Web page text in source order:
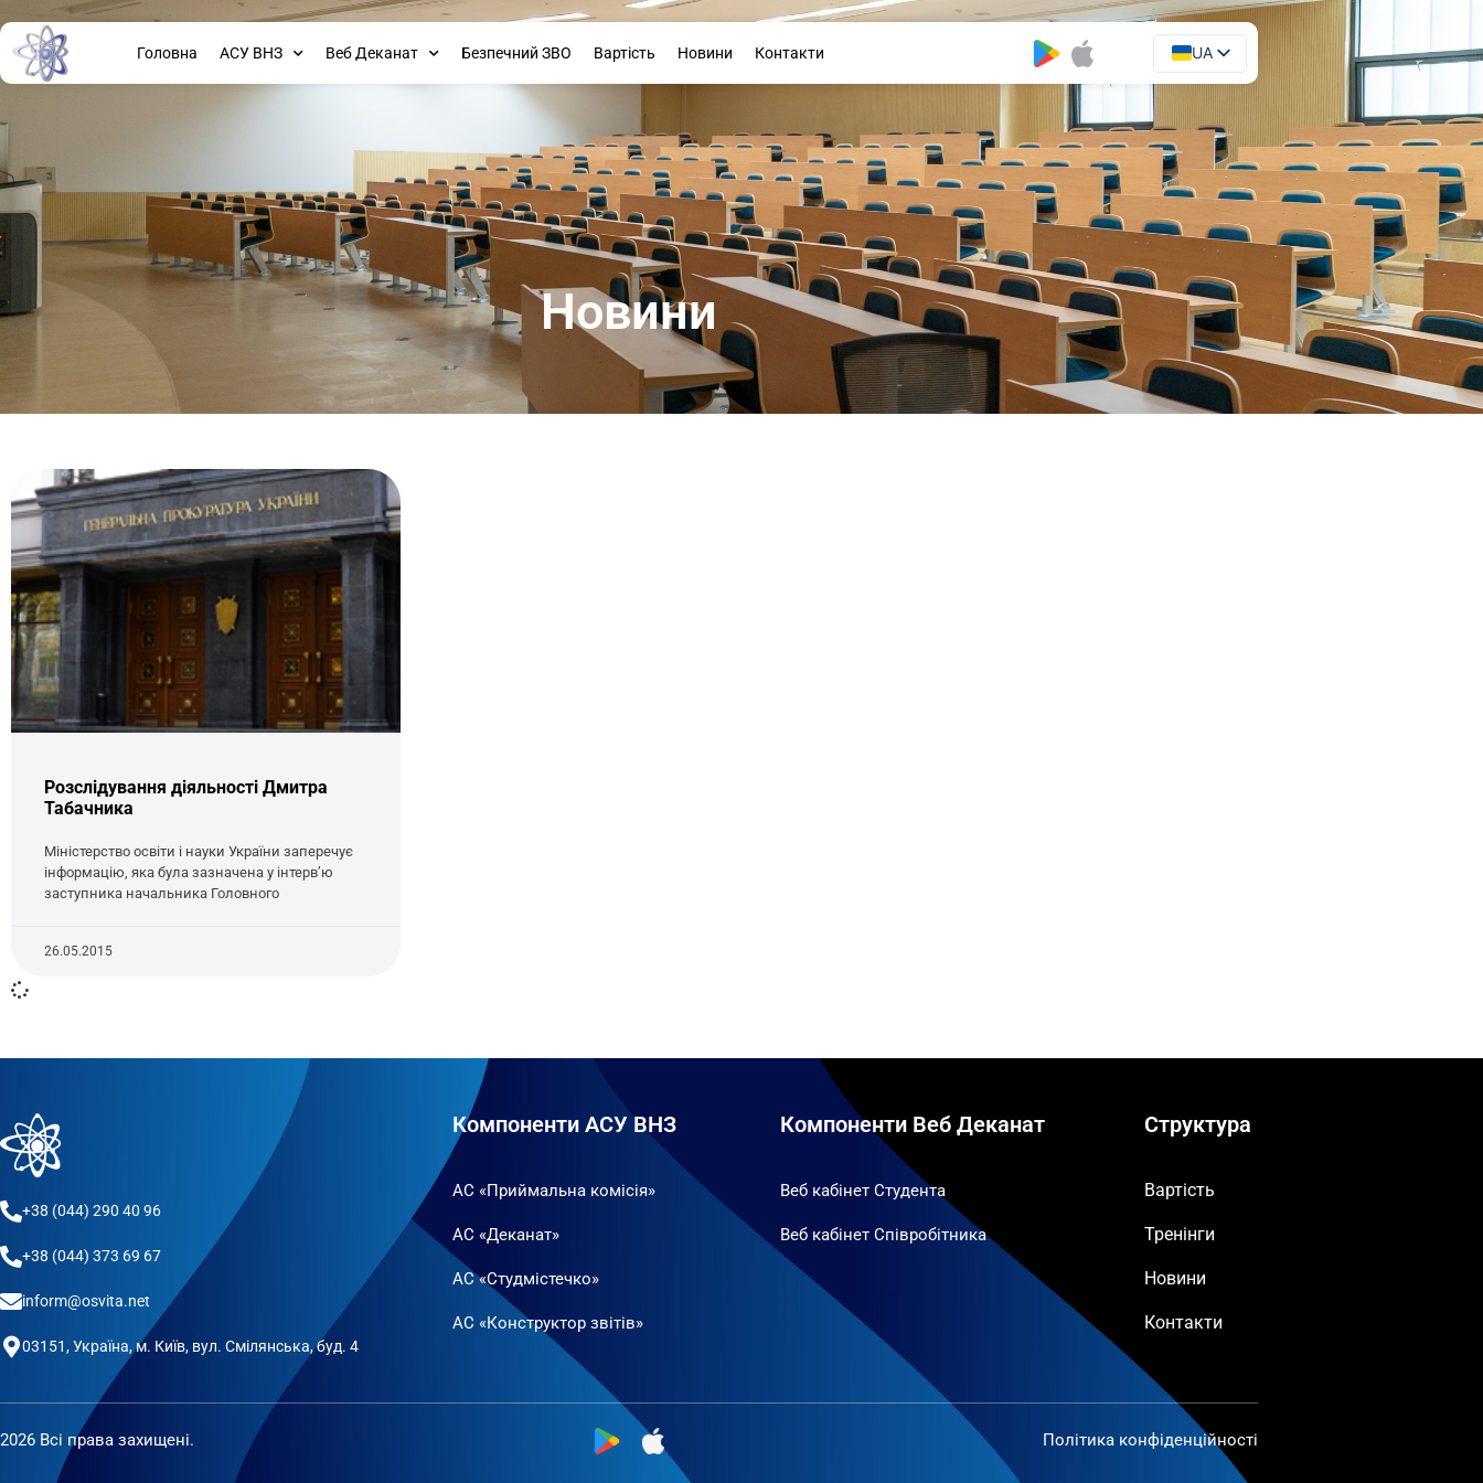
Головна АСУ ВНЗ Веб Деканат Безпечний ЗВО Вартість Новини Контакти
UA
EN
Новини
Розслідування діяльності Дмитра
Табачника
Міністерство освіти і науки України заперечує
інформацію, яка була зазначена у інтерв’ю
заступника начальника Головного
26.05.2015
+38 (044) 290 40 96
+38 (044) 373 69 67
inform@osvita.net
03151, Україна, м. Київ, вул. Смілянська, буд. 4
Компоненти АСУ ВНЗ
АС «Приймальна комісія»
АС «Деканат»
АС «Студмістечко»
АС «Конструктор звітів»
Компоненти Веб Деканат
Веб кабінет Студента
Веб кабінет Співробітника
Структура
Вартість
Тренінги
Новини
Контакти
2026 Всі права захищені. Політика конфіденційності